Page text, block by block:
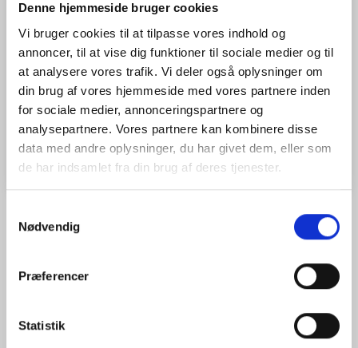
Denne hjemmeside bruger cookies
Vi bruger cookies til at tilpasse vores indhold og
annoncer, til at vise dig funktioner til sociale medier og til
at analysere vores trafik. Vi deler også oplysninger om
din brug af vores hjemmeside med vores partnere inden
for sociale medier, annonceringspartnere og
analysepartnere. Vores partnere kan kombinere disse
data med andre oplysninger, du har givet dem, eller som
de har indsamlet fra din brug af deres tjenester.
Nødvendig
Præferencer
Statistik
Elektronisk fugtmåler til lokalisering og vurdering af
fugtfordeling og fugtskader i vægge, gulve og lofter.
Mere information
Model/varenr.: 49-082091
Læg i kurv
Denne elektroniske fugtmåler giver en ikke-destruktiv - hurtig og
lokalisere fugtskader i bygninger. Måling af fugten i det
beskadigede område giver brugerne mulighed for at sammenligne